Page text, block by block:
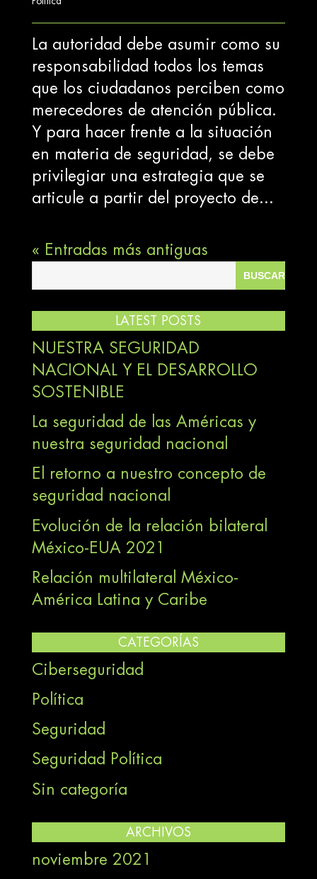
La autoridad debe asumir como su
responsabilidad todos los temas
que los ciudadanos perciben como
merecedores de atención pública.
Y para hacer frente a la situación
en materia de seguridad, se debe
privilegiar una estrategia que se
articule a partir del proyecto de...
« Entradas más antiguas
LATEST POSTS
NUESTRA SEGURIDAD
NACIONAL Y EL DESARROLLO
SOSTENIBLE
La seguridad de las Américas y
nuestra seguridad nacional
El retorno a nuestro concepto de
seguridad nacional
Evolución de la relación bilateral
México-EUA 2021
Relación multilateral México-
América Latina y Caribe
CATEGORÍAS
Ciberseguridad
Política
Seguridad
Seguridad Política
Sin categoría
ARCHIVOS
noviembre 2021